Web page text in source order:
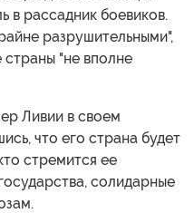
в рассадник боевиков.
разрушительными",
страны "не вполне
Ливии в своем
что его страна будет
стремится ее
солидарные